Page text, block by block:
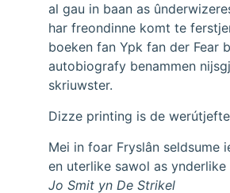
al gau in baan as
har freondinne komt te
boeken fan Ypk fan der Fear
autobiografy benammen
skriuwster.
Dizze printing is de
Mei in foar Fryslân seldsume
en uterlike sawol as
Jo Smit yn De Strikel